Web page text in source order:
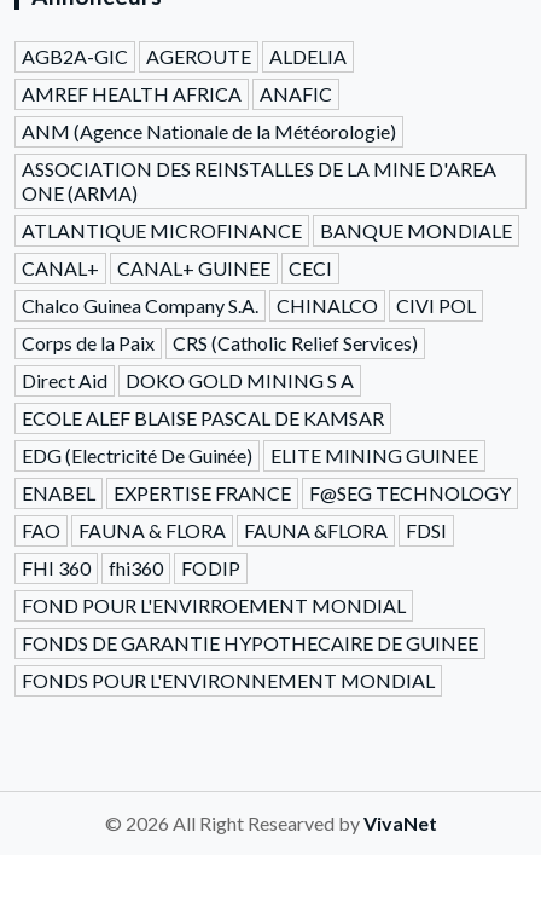
AGB2A-GIC AGEROUTE
ALDELIA
AMREF HEALTH AFRICA
ANAFIC
ANM (Agence Nationale de la Météorologie)
ASSOCIATION DES REINSTALLES DE LA MINE D'AREA
ONE (ARMA)
ATLANTIQUE MICROFINANCE
BANQUE MONDIALE
CANAL+
CANAL+ GUINEE
CECI
Chalco Guinea Company S.A.
CHINALCO
CIVI POL
Corps de la Paix
CRS (Catholic Relief Services)
Direct Aid
DOKO GOLD MINING S A
ECOLE ALEF BLAISE PASCAL DE KAMSAR
EDG (Electricité De Guinée)
ELITE MINING GUINEE
ENABEL
EXPERTISE FRANCE
F@SEG TECHNOLOGY
FAO
FAUNA & FLORA FAUNA &FLORA
FDSI
FHI 360
fhi360
FODIP
FOND POUR L'ENVIRROEMENT MONDIAL
FONDS DE GARANTIE HYPOTHECAIRE DE GUINEE
FONDS POUR L'ENVIRONNEMENT MONDIAL
© 2026 All Right Researved byVivaNet